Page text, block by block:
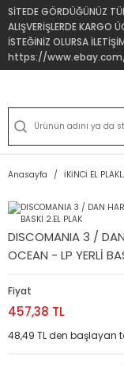
SİTEDE GÖRDÜĞÜNÜZ
ALIŞVERİŞLERDE KARGO
İSTEĞİNİZ OLURSA
https://
Anasayfa İKİNCİ EL
DISCOMANIA 3 /
OCEAN - LP YERLİ
Fiyat
457,38 TL
48,49 TL den başlayan